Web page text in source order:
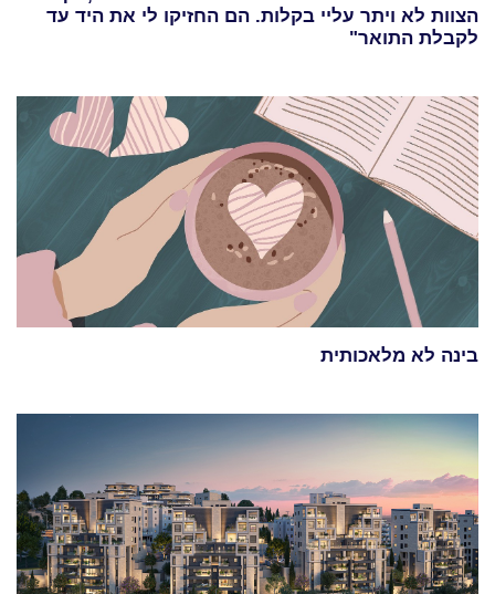
הצוות לא ויתר עליי בקלות. הם החזיקו לי את היד עד
לקבלת התואר"
בינה לא מלאכותית